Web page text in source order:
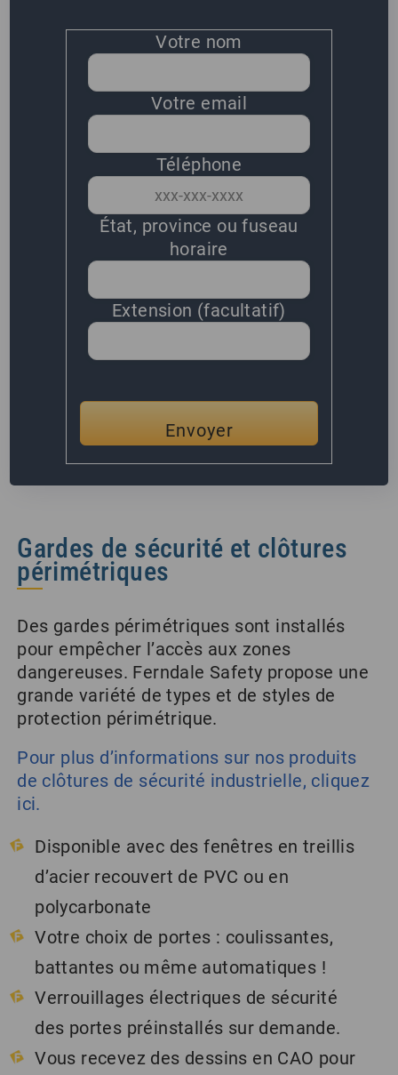
Votre nom
Votre email
Téléphone
État, province ou fuseau
horaire
Extension (facultatif)
Gardes de sécurité et clôtures
périmétriques
Des gardes périmétriques sont installés
pour empêcher l’accès aux zones
dangereuses. Ferndale Safety propose une
grande variété de types et de styles de
protection périmétrique.
Pour plus d’informations sur nos produits
de clôtures de sécurité industrielle, cliquez
ici.
Disponible avec des fenêtres en treillis
d’acier recouvert de PVC ou en
polycarbonate
Votre choix de portes : coulissantes,
battantes ou même automatiques !
Verrouillages électriques de sécurité
des portes préinstallés sur demande.
Vous recevez des dessins en CAO pour